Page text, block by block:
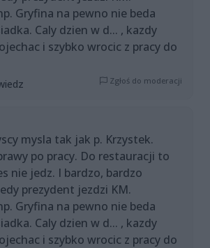
Gryfina na pewno nie beda
Caly dzien w d... , kazdy
i szybko wrocic z pracy do
Zgłoś do moderacji
mysla tak jak p. Krzystek.
po pracy. Do restauracji to
nie jedz. I bardzo, bardzo
prezydent jezdzi KM.
Gryfina na pewno nie beda
Caly dzien w d... , kazdy
i szybko wrocic z pracy do